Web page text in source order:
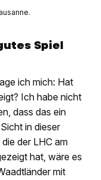
Spiel
ich mich: Hat
Ich habe nicht
dass das ein
in dieser
der LHC am
hat, wäre es
mit